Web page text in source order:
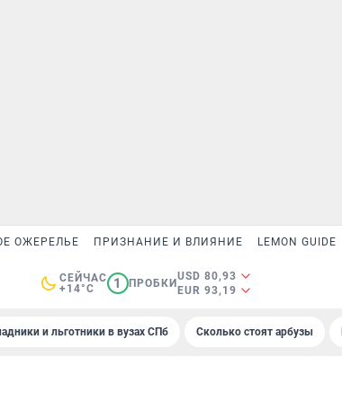
ОЖЕРЕЛЬЕ ПРИЗНАНИЕ И ВЛИЯНИЕ LEMON GUIDE
СЕЙЧАС
+14°C
1 ПРОБКИ
USD 80,93
EUR 93,19
и льготники в вузах СПб Сколько стоят арбузы